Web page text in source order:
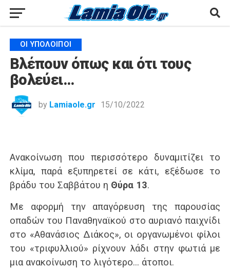
ΟΙ ΥΠΌΛΟΙΠΟΙ
Βλέπουν όπως και ότι τους
βολεύει…
by Lamiaole.gr 15/10/2022
Ανακοίνωση που περισσότερο δυναμιτίζει το
κλίμα, παρά εξυπηρετεί σε κάτι, εξέδωσε το
βράδυ του Σαββάτου η Θύρα 13.
Με αφορμή την απαγόρευση της παρουσίας
οπαδών του Παναθηναϊκού στο αυριανό παιχνίδι
στο «Αθανάσιος Διάκος», οι οργανωμένοι φίλοι
του «τριφυλλιού» ρίχνουν λάδι στην φωτιά με
μια ανακοίνωση το λιγότερο… άτοποι.